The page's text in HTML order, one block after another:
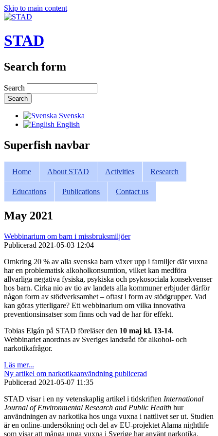
Skip to main content
STAD
Search form
Search
Svenska
English
Superfish navbar
Home About STAD Activities Research
Educations Publications Contact us
May 2021
Webbinarium om barn i missbruksmiljöer
Publicerad 2021-05-03 12:04
Omkring 20 % av alla svenska barn växer upp i familjer där vuxna
har en problematisk alkoholkonsumtion, vilket kan medföra
allvarliga negativa fysiska, psykiska och psykosociala konsekvenser
hos barn. Cirka nio av tio av landets alla kommuner erbjuder därför
någon form av stödverksamhet – oftast i form av stödgrupper. Vad
kan göras ytterligare? Ett webbinarium om vilka innovativa
preventionsinsatser som finns och vad de har för effekt.
Tobias Elgán på STAD föreläser den 10 maj kl. 13-14.
Webbinariet anordnas av Sveriges landsråd för alkohol- och
narkotikafrågor.
Läs mer...
Ny artikel om narkotikaanvändning publicerad
Publicerad 2021-05-07 11:35
STAD visar i en ny vetenskaplig artikel i tidskriften International
Journal of Environmental Research and Public Health hur
användningen av narkotika hos unga vuxna i nattlivet ser ut. Studien
är en online-undersökning och del av EU-projektet Alama nightlife
som visar att många unga vuxna i Sverige har använt narkotika.